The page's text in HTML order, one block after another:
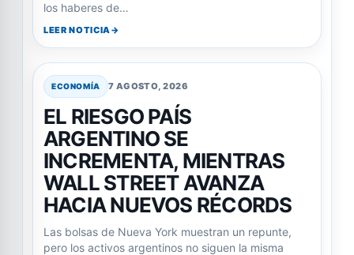
los haberes de…
LEER NOTICIA
ECONOMÍA 7 AGOSTO, 2026
EL RIESGO PAÍS
ARGENTINO SE
INCREMENTA, MIENTRAS
WALL STREET AVANZA
HACIA NUEVOS RÉCORDS
Las bolsas de Nueva York muestran un repunte,
pero los activos argentinos no siguen la misma